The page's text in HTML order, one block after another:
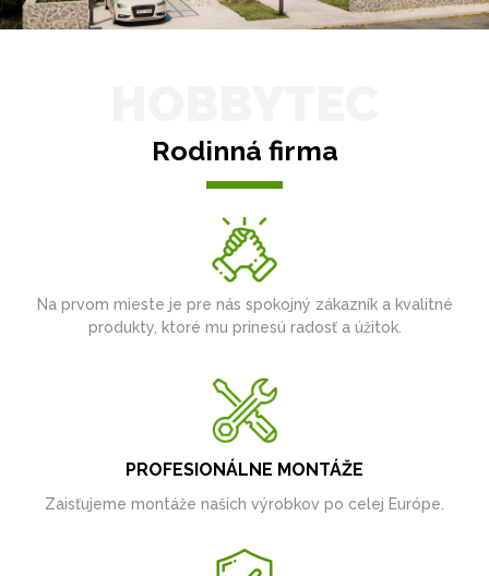
Rodinná firma
Na prvom mieste je pre nás spokojný zákazník a kvalitné
produkty, ktoré mu prinesú radosť a úžitok.
PROFESIONÁLNE MONTÁŽE
Zaisťujeme montáže našich výrobkov po celej Európe.